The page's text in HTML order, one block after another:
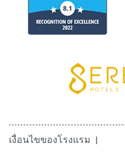
เงื่อนไขของโรงแรม